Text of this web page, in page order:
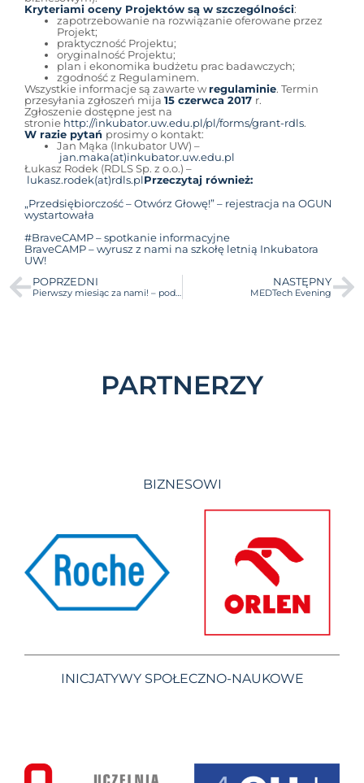
Kryteriami oceny Projektów są w szczególności:
zapotrzebowanie na rozwiązanie oferowane przez
Projekt;
praktyczność Projektu;
oryginalność Projektu;
plan i ekonomika budżetu prac badawczych;
zgodność z Regulaminem.
Wszystkie informacje są zawarte w regulaminie. Termin
przesyłania zgłoszeń mija 15 czerwca 2017 r.
Zgłoszenie dostępne jest na
stronie http://inkubator.uw.edu.pl/pl/forms/grant-rdls.
W razie pytań prosimy o kontakt:
Jan Mąka (Inkubator UW) –
jan.maka(at)inkubator.uw.edu.pl
Łukasz Rodek (RDLS Sp. z o.o.) –
lukasz.rodek(at)rdls.pl Przeczytaj również:
„Przedsiębiorczość – Otwórz Głowę!” – rejestracja na OGUN
wystartowała
#BraveCAMP – spotkanie informacyjne
BraveCAMP – wyrusz z nami na szkołę letnią Inkubatora
UW!
POPRZEDNI
Pierwszy miesiąc za nami! – podsumowanie działalności Inkubatora UW
NASTĘPNY
MEDTech Evening
PARTNERZY
BIZNESOWI
INICJATYWY SPOŁECZNO-NAUKOWE